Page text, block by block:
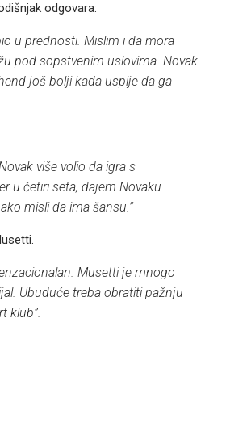
odgovara:
u prednosti. Mislim i da mora
pod sopstvenim uslovima. Novak
još bolji kada uspije da ga
više volio da igra s
u četiri seta, dajem Novaku
misli da ima šansu.”
Musetti je mnogo
Ubuduće treba obratiti pažnju
klub”.